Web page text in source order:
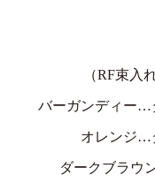
（RF束入
バーガンディー…
オレンジ…
ダークブラウ